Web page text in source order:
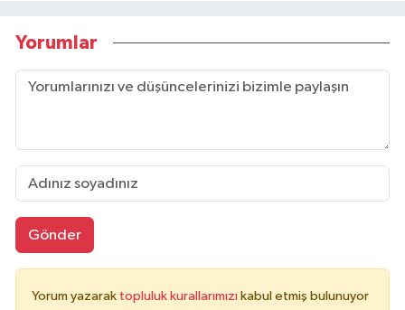
Yorumlar
Gönder
Yorum yazarak topluluk kurallarımızı kabul etmiş bulunuyor